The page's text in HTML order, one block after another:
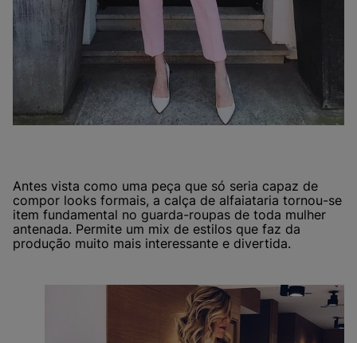
Antes vista como uma peça que só seria capaz de
compor looks formais, a calça de alfaiataria tornou-se
item fundamental no guarda-roupas de toda mulher
antenada. Permite um mix de estilos que faz da
produção muito mais interessante e divertida.